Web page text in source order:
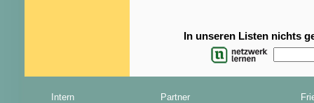
In unseren Listen nichts
Intern Partner